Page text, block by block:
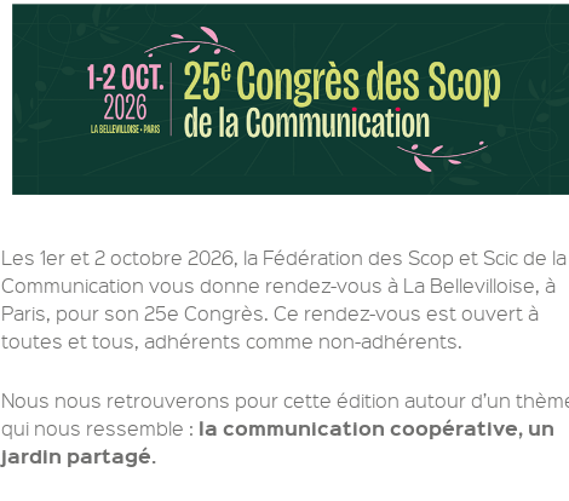
Les 1eret 2 octobre 2026, la Fédération des Scop et Scic de la
Communication vous donne rendez-vous à La Bellevilloise, à
Paris, pour son 25e Congrès. Ce rendez-vous est ouvert à
toutes et tous, adhérents comme non-adhérents.
Nous nous retrouverons pour cette édition autour d’un
qui nous ressemble : la communication coopérative, un
jardin partagé.